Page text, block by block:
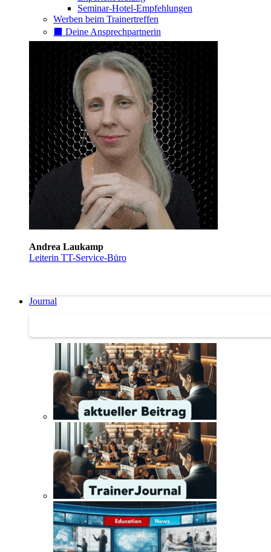
Seminar-Hotel-Empfehlungen
Werben beim Trainertreffen
⬛️ Deine Ansprechpartnerin
Andrea Laukamp
Leiterin TT-Service-Büro
Journal